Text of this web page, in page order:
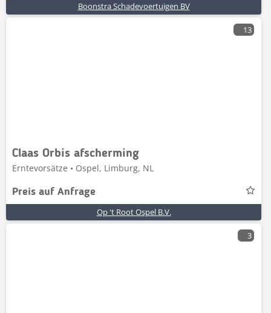
Boonstra Schadevoertuigen BV
13
Claas Orbis afscherming
Erntevorsätze • Ospel, Limburg, NL
Preis auf Anfrage
Op 't Root Ospel B.V.
3